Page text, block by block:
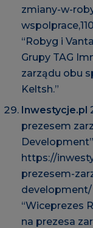
zmiany-w-
“Robyg i
Grupy TAG
zarządu obu
Keltsh.”
Inwestycje.pl
prezesem
Development”
https://
prezesem-
development/
“Wiceprezes
na prezesa